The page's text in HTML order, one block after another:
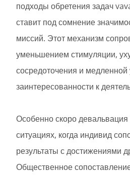
подходы обретения задач
ставит под сомнение
миссий. Этот механизм
уменьшением стимуляции,
сосредоточения и медленной
заинтересованности к
Особенно скоро девальвация
ситуациях, когда индивид
результаты с достижениями
Общественное